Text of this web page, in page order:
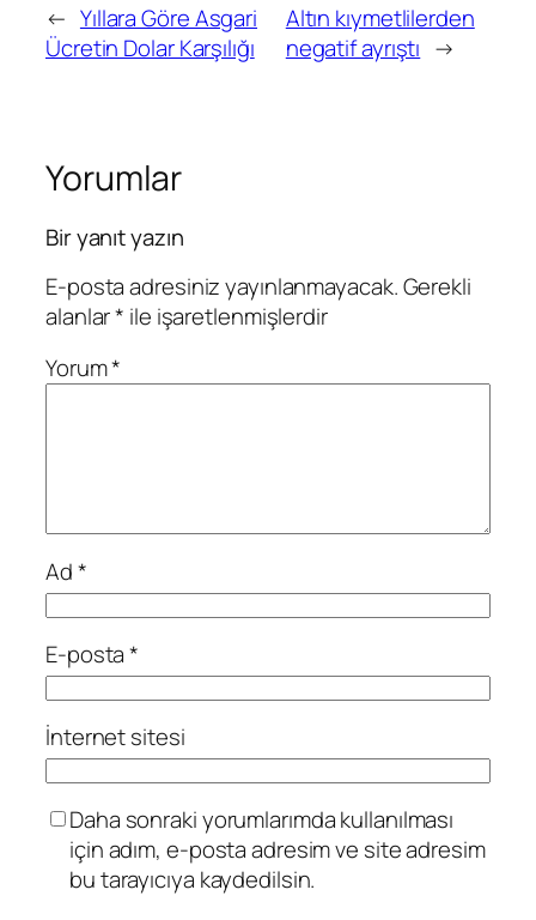
← Yıllara Göre Asgari
Ücretin Dolar Karşılığı
Altın kıymetlilerden
negatif ayrıştı →
Yorumlar
Bir yanıt yazın
E-posta adresiniz yayınlanmayacak.Gerekli
alanlar* ile işaretlenmişlerdir
Yorum*
Ad*
E-posta*
İnternet sitesi
Daha sonraki yorumlarımda kullanılması
için adım, e-posta adresim ve site adresim
bu tarayıcıya kaydedilsin.